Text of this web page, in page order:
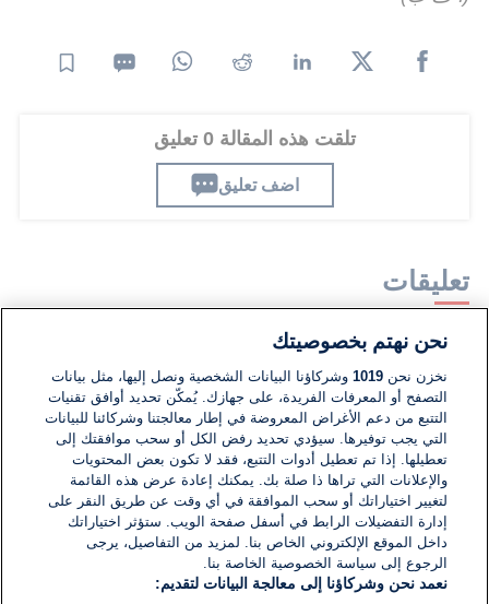
تلقت هذه المقالة 0 تعليق
اضف تعليق
تعليقات
لا توجد تعليقات مكتوبة حتى الآن. كن الأول!
اكتب تعليقًا جديدًا ...
نحن نهتم بخصوصيتك
نخزن نحن1019 وشركاؤنا البيانات الشخصية ونصل إليها، مثل بيانات
التصفح أو المعرفات الفريدة، على جهازك. يُمكّن تحديد أوافق تقنيات
التتبع من دعم الأغراض المعروضة في إطار معالجتنا وشركائنا للبيانات
التي يجب توفيرها. سيؤدي تحديد رفض الكل أو سحب موافقتك إلى
تعطيلها. إذا تم تعطيل أدوات التتبع، فقد لا تكون بعض المحتويات
والإعلانات التي تراها ذا صلة بك. يمكنك إعادة عرض هذه القائمة
لتغيير اختياراتك أو سحب الموافقة في أي وقت عن طريق النقر على
إدارة التفضيلات الرابط في أسفل صفحة الويب. ستؤثر اختياراتك
داخل الموقع الإلكتروني الخاص بنا. لمزيد من التفاصيل، يرجى
الرجوع إلى سياسة الخصوصية الخاصة بنا.
نعمد نحن وشركاؤنا إلى معالجة البيانات لتقديم: